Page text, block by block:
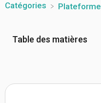
Table des matières
Catégories ​Plateforme